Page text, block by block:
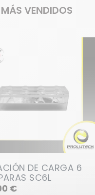
VENDIDOS
DE CARGA 6
SC6L
€Precio